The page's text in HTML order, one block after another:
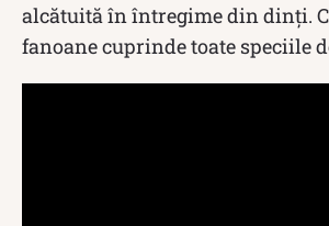
alcătuită în întregime din dinți.
fanoane cuprinde toate speciile